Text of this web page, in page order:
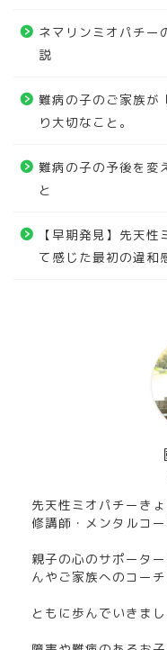
ネマリンミオパチー
説
難病の子のご家族が
り大切なこと。
難病の子の予後を変
と
【早期発見】先天
て感じた最初の違和
先天性ミオパチーき
修講師・メンタルコ
親子の心のサポータ
んやご家族へのコー
ともに歩んでいきま